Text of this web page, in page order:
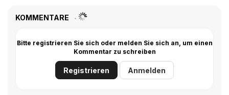
KOMMENTARE
Bitte registrieren Sie sich oder melden Sie sich an, um einen
Kommentar zu schreiben
Registrieren Anmelden